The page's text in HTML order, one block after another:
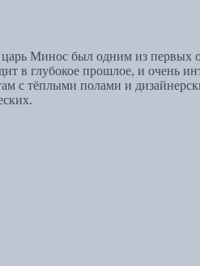
Минос был одним из первых
в глубокое прошлое, и очень
с тёплыми полами и